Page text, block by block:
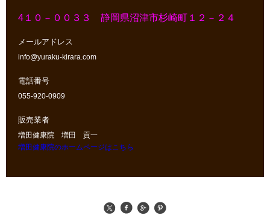
4１０－００３３ 静岡県沼津市杉崎町１２－２４
メールアドレス
info@yuraku-kirara.com
電話番号
055-920-0909
販売業者
増田健康院 増田 貢一
増田健康院のホームページはこちら